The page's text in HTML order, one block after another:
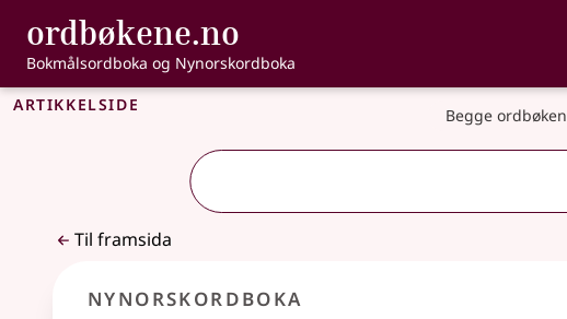
Gå til hovudinnhald
Tilgjenge
ordbøkene.no , Bokmålsordboka
Bokmålsordboka og Nynorskordboka
Artikkelside Begge
Til framsida
Nynorskordboka